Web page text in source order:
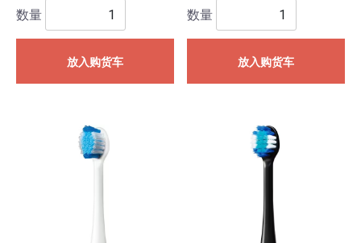
数量
放入购货车
数量
放入购货车